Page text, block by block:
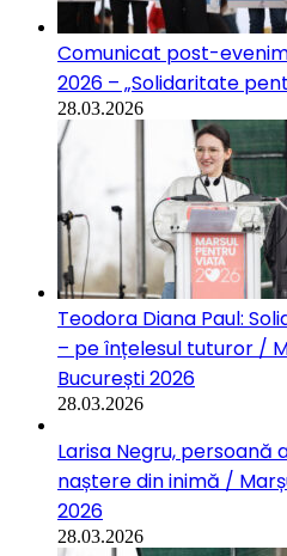
Comunicat post-
2026 – „Solidaritate
28.03.2026
Teodora Diana Paul:
– pe înțelesul tuturor /
București 2026
28.03.2026
Larisa Negru,
naștere din inimă /
2026
28.03.2026